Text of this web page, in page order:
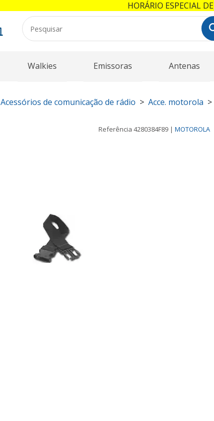
Walkies Emissoras Antenas
Acessórios de comunicação de rádio Acce. motorola
Referência 4280384F89 | MOTOROLA
HORÁRIO ESPECIAL DE